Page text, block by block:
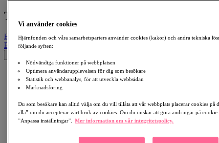
Till minne av Tore Holmqvist
Email Facebook LinkedIn QR-kod Kopiera länk
Email Facebook
Vi använder cookies
Hjärnfonden och våra samarbetsparters använder cookies (kakor) och andra tekniska
följande syften:
Nödvändiga funktioner på webbplatsen
Optimera användarupplevelsen för dig som besökare
Statistik och webbanalys, för att utveckla webbsidan
Marknadsföring
Du som besökare kan alltid välja om du vill tillåta att vår webbplats placerar cookies på
alla” om du accepterar vårt bruk av cookies. Om du önskar att göra ändringar på
”Anpassa inställningar”.
Mer information om vår integritetspolicy.